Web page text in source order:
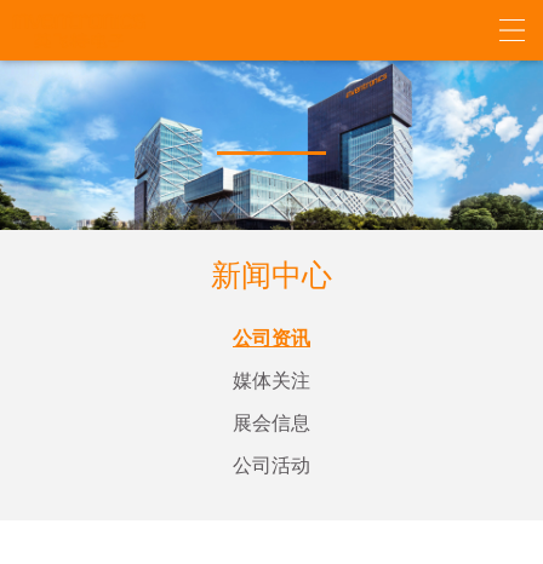
新闻中心
公司资讯
媒体关注
展会信息
公司活动